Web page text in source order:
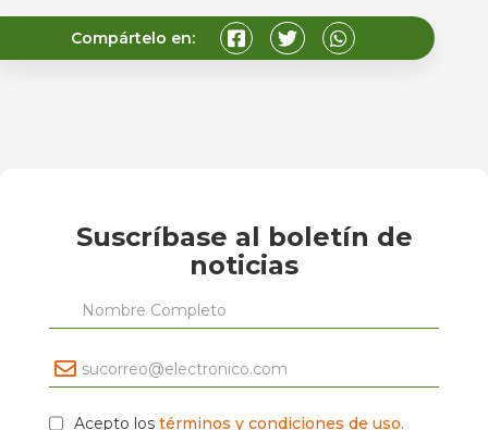
Compártelo en:
Suscríbase al boletín de
noticias
Acepto los términos y condiciones de uso.